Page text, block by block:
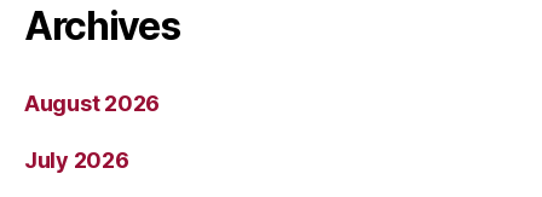
Archives
August 2026
July 2026